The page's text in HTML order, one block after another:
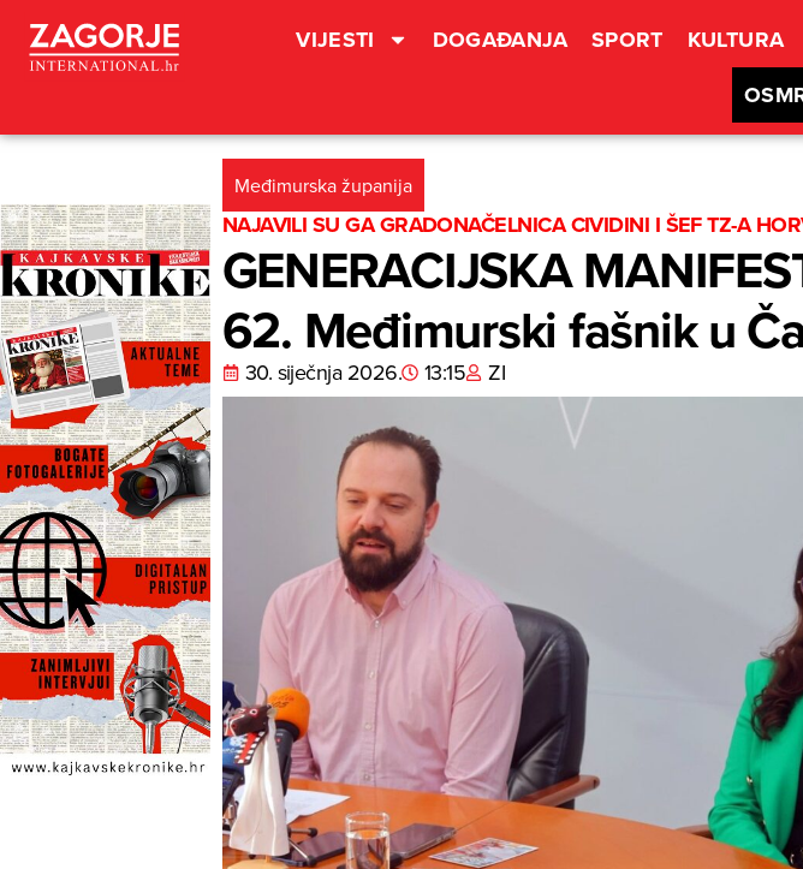
VIJESTI DOGAĐANJA SPORT KULTURA
Međimurska županija
NAJAVILI SU GA GRADONAČELNICA CIVIDINI I ŠEF TZ-A
GENERACIJSKA
62. Međimurski fašnik u
30. siječnja 2026. 13:15 ZI